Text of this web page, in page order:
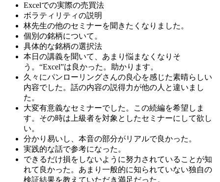
Excelでの実際の売買法
ボラティリティの説明
林先生の他のセミナーを聞きたくなりました。
個別の銘柄について。
具体的な銘柄の選択法
本日の講義を聞いて、あまり悩まなくなりそ
う。“Excel”は良かった。助かります。
久々にパンローリングさんの良心を感じた素晴らしい
内容でした。話の内容の説得力が他の人と違いまし
た。
大変有意義なセミナーでした。この続編を希望しま
す。その時は上級者を対象としたセミナーにして欲し
い。
分かり易いし、本音の部分がリアルで良かった。
実践的な話で参考になった。
できるだけ損をしないように努力されていることが知
れて良かった。あまり一般的に知られていない独自の
検証結果を教えていただき満足だった。